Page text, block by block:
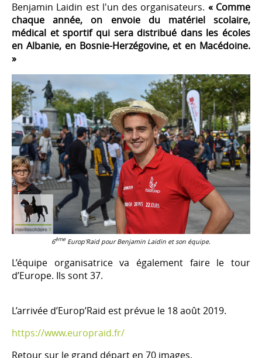
Benjamin Laidin est l'un des organisateurs. « Comme
chaque année, on envoie du matériel scolaire,
médical et sportif qui sera distribué dans les écoles
en Albanie, en Bosnie-Herzégovine, et en Macédoine.
»
6èmeEurop'Raid pour Benjamin Laidin et son équipe.
L’équipe organisatrice va également faire le tour
d’Europe. Ils sont 37.
L’arrivée d’Europ’Raid est prévue le 18 août 2019.
https://www.europraid.fr/
Retour sur le grand départ en 70 images.